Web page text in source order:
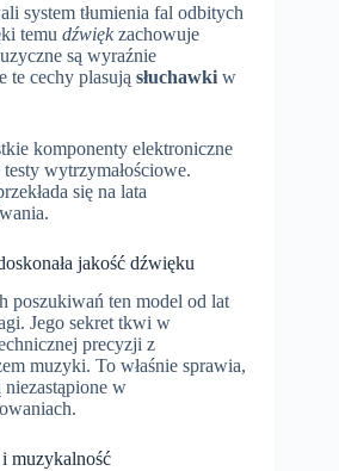
system tłumienia fal odbitych
temu dźwięk zachowuje
są wyraźnie
te cechy plasują słuchawki w
komponenty elektroniczne
wytrzymałościowe.
się na lata
jakość dźwięku
poszukiwań ten model od lat
Jego sekret tkwi w
precyzji z
muzyki. To właśnie sprawia,
niezastąpione w
muzykalność